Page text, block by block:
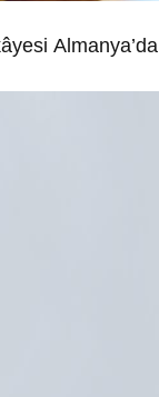
Almanya’da